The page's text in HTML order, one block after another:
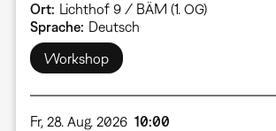
Ort Lichthof 9 / BÄM (1. OG)
Sprache Deutsch
Workshop
Fr, 28. Aug. 2026 10:00